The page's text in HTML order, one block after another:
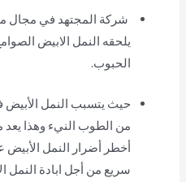
شركة المجتهد في مجال
يلحقه النمل الابيض
الحبوب.
حيث يتسبب النمل الأبيض
من الطوب النيء وهذا
أخطر أضرار النمل
سريع من أجل ابادة النمل